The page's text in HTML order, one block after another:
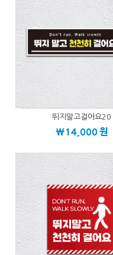
뛰지말고걸어요20
\14,000원